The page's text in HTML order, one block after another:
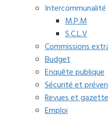
Intercommunalité
M.P.M
S.C.L.V
Commissions
Budget
Enquête publique
Sécurité et
Revues et
Emploi